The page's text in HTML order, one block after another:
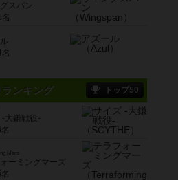
スパン
ンキング トップ50
-大鎌戦役-
Mars
ーミングマーズ